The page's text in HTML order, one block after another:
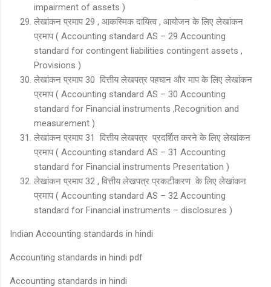
impairment of assets )
लेखांकन प्रमाप 29 , आकस्मिक दायित्व , आयोजन के लिए लेखांकन
प्रमाप ( Accounting standard AS – 29 Accounting
standard for contingent liabilities contingent assets ,
Provisions )
लेखांकन प्रमाप 30 वित्तीय लेखपत्र पहचान और माप के लिए लेखांकन
प्रमाप ( Accounting standard AS – 30 Accounting
standard for Financial instruments ,Recognition and
measurement )
लेखांकन प्रमाप 31 वित्तीय लेखपत्र प्रदर्शित करने के लिए लेखांकन
प्रमाप ( Accounting standard AS – 31 Accounting
standard for Financial instruments Presentation )
लेखांकन प्रमाप 32 , वित्तीय लेखपत्र प्रकटीकरण के लिए लेखांकन
प्रमाप ( Accounting standard AS – 32 Accounting
standard for Financial instruments – disclosures )
Indian Accounting standards in hindi
Accounting standards in hindi pdf
Accounting standards in hindi